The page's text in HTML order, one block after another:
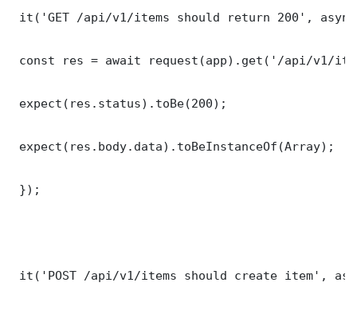
it('GET /api/v1/items should return 200',
const res = await request(app).get('/api/v1/
expect(res.status).toBe(200);
expect(res.body.data).toBeInstanceOf(Array);
});
it('POST /api/v1/items should create item',